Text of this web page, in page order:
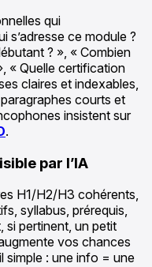
qui
s’adresse ce module ?
? », « Combien
« Quelle certification
claires et indexables,
courts et
insistent sur
.
par l’IA
H1/H2/H3 cohérents,
syllabus, prérequis,
si pertinent, un petit
vos chances
simple : une info = une